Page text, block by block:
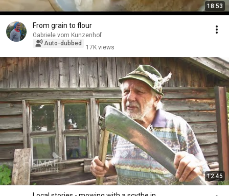
18:53
From grain to flour
Gabriele vom Kunzenhof
Auto-dubbed
17K views
12:45